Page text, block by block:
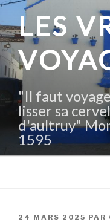
Aller
contenu
principal
LES
"Il faut
lisser sa
d'aultruy"
1595
PUBLIÉ
24 MARS 2025 PAR